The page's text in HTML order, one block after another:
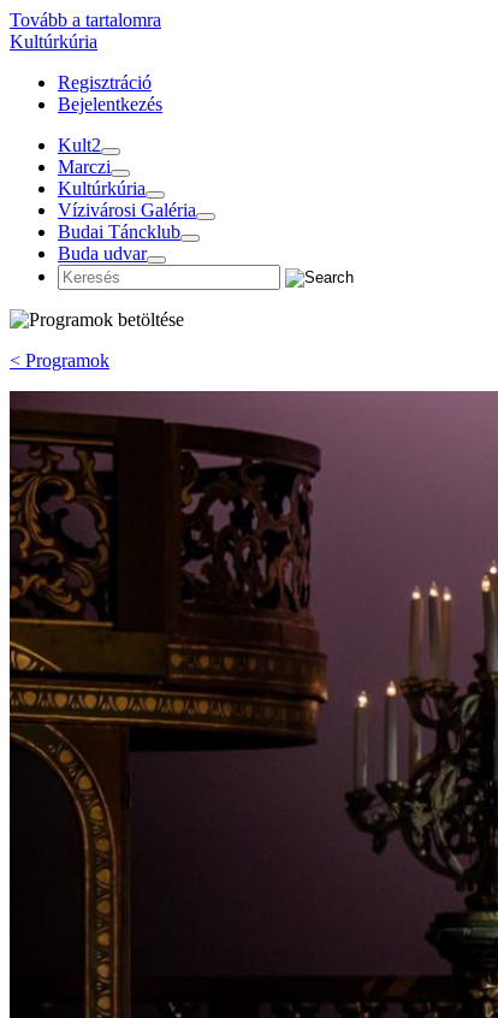
Tovább a tartalomra
Kultúrkúria
Regisztráció
Bejelentkezés
Kult2
Marczi
Kultúrkúria
Vízivárosi Galéria
Budai Táncklub
Buda udvar
< Programok